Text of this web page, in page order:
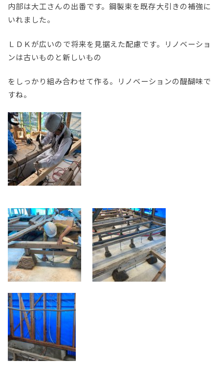
内部は大工さんの出番です。鋼製束を既存大引きの補強に
いれました。
ＬＤＫが広いので将来を見据えた配慮です。リノベーショ
ンは古いものと新しいもの
をしっかり組み合わせて作る。リノベーションの醍醐味で
すね。